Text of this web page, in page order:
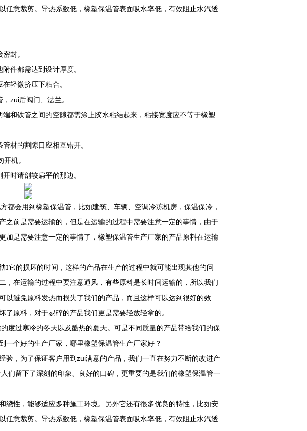
任意裁剪。导热系数低，橡塑保温管表面吸水率低，有效阻止水汽透
封。
件都需达到设计厚度。
轻微挤压下粘合。
zui后阀门、法兰。
铁管之间的空隙都需涂上胶水粘结起来，粘接宽度应不等于橡塑
材的割隙口应相互错开。
机。
时请剖较扁平的那边。
都会用到橡塑保温管，比如建筑、车辆、空调冷冻机房，保温保冷，
之前是需要运输的，但是在运输的过程中需要注意一定的事情，由于
加是需要注意一定的事情了，橡塑保温管生产厂家的产品原料在运输
它的损坏的时间，这样的产品在生产的过程中就可能出现其他的问
，在运输的过程中要注意通风，有些原料是长时间运输的，所以我们
以避免原料发热而损失了我们的产品，而且这样可以达到很好的效
原料，对于易碎的产品我们更是需要轻放轻拿的。
度过寒冷的冬天以及酷热的夏天。可是不同质量的产品带给我们的保
一个好的生产厂家，哪里橡塑保温管生产厂家好？
验，为了保证客户用到zui满意的产品，我们一直在努力不断的改进产
们留下了深刻的印象、良好的口碑，更重要的是我们的橡塑保温管一
绕性，能够适应多种施工环境。另外它还有很多优良的特性，比如安
任意裁剪。导热系数低，橡塑保温管表面吸水率低，有效阻止水汽透